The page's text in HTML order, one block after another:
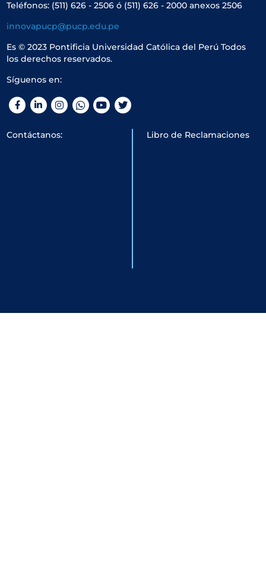
Teléfonos: (511) 626 - 2506 ó (511) 626 - 2000 anexos 2506
innovapucp@pucp.edu.pe
Es © 2023 Pontificia Universidad Católica del Perú Todos
los derechos reservados.
Síguenos en:
Facebook
LinkedInInstagramWhatsApp
YouTubeTwitter
Contáctanos: Libro de Reclamaciones